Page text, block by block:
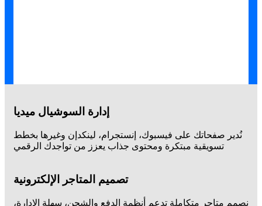
إدارة السوشيال ميديا
نُدير صفحاتك على فيسبوك، إنستجرام، لينكدإن وغيرها بخطط
تسويقية مبتكرة ومحتوى جذاب يعزز من تواجدك الرقمي
تصميم المتاجر الإلكترونية
نصمم متاجر متكاملة تدعم أنظمة الدفع والشحن، سهلة الإدارة،